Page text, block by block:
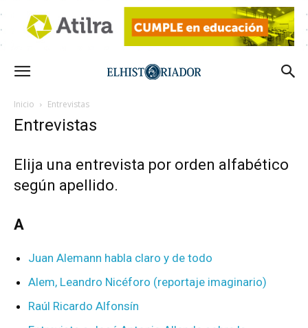
Inicio Entrevistas
Entrevistas
Elija una entrevista por orden alfabético
según apellido.
A
Juan Alemann habla claro y de todo
Alem, Leandro Nicéforo (reportaje imaginario)
Raúl Ricardo Alfonsín